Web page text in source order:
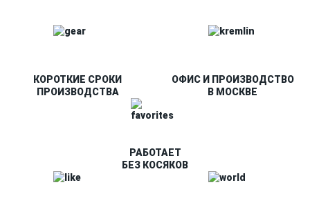
КОРОТКИЕ СРОКИ
ПРОИЗВОДСТВА
ОФИС И ПРОИЗВОДСТВО
В МОСКВЕ
РАБОТАЕТ
БЕЗ КОСЯКОВ